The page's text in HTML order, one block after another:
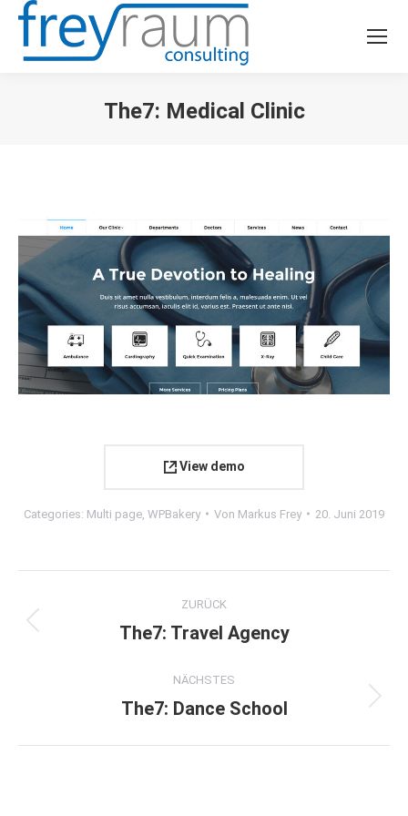
The7: Medical Clinic
View demo
Categories: Multi page WPBakery Von Markus Frey 20. Juni 2019
navigation
ZURÜCK
Previous
The7: Travel Agency
NÄCHSTES
Next
The7: Dance School